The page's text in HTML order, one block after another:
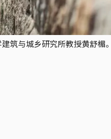
筑与城乡研究所教授黄舒楣